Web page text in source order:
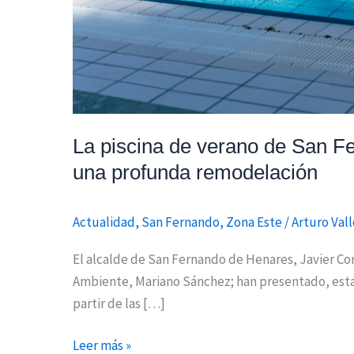
La piscina de verano de San
una profunda remodelación
Actualidad, San Fernando, Zona Este/Arturo
El alcalde de San Fernando de Henares, Javier
Ambiente, Mariano Sánchez; han presentado,
partir de las […]
una
profunda
remodelación
Leer más »